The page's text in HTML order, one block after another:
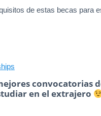
de estas becas para
convocatorias
en el extrajero